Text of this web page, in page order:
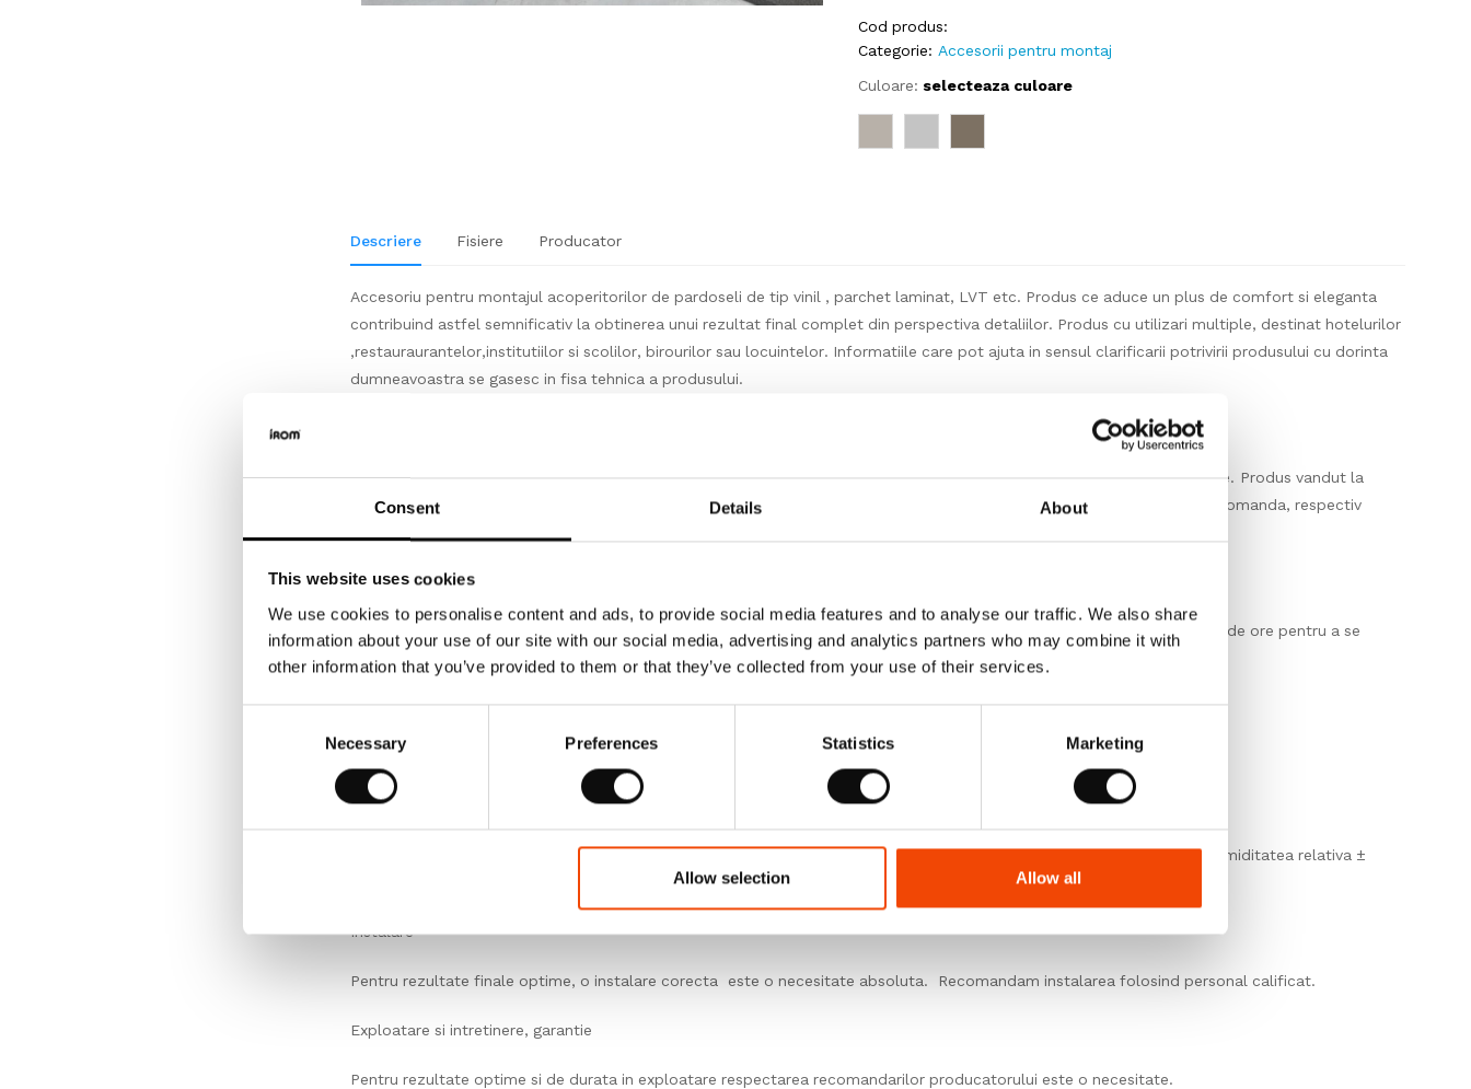
Consent Details About
This website uses cookies
We use cookies to personalise content and ads, to provide social media features and to analyse our traffic. We also share
information about your use of our site with our social media, advertising and analytics partners who may combine it with
other information that you’ve provided to them or that they’ve collected from your use of their services.
Necessary Preferences Statistics Marketing
Allow selection Allow all
Cod produs:
Categorie: Accesorii pentru montaj
Culoare: selecteaza culoare
Descriere Fisiere Producator
Accesoriu pentru montajul acoperitorilor de pardoseli de tip vinil , parchet laminat, LVT etc. Produs ce aduce un plus de comfort si eleganta
contribuind astfel semnificativ la obtinerea unui rezultat final complet din perspectiva detaliilor. Produs cu utilizari multiple, destinat hotelurilor
,restauraurantelor,institutiilor si scolilor, birourilor sau locuintelor. Informatiile care pot ajuta in sensul clarificarii potrivirii produsului cu dorinta
dumneavoastra se gasesc in fisa tehnica a produsului.
Accesoriu produs si impachetat la bucata, cantitate standard pe bucata (ml/buc) conform prezentarii produsului pe site. Produs vandut la
bucata, conform modului in care se livreaza produsul de catre producator. Asfel cantitatea totala in bucati care se va comanda, respectiv
Depozitare
Depozitati cu atentie produsele pe o suprafata plana in asteptarea instalarii. Lasati-le in asteptare timp de cel putin 24 de ore pentru a se
aclimatiza.
Inspectie
Verificati intotdeauna produsul livrat inainte de a incepe instalarea.
Conditii de mediu
In asteptarea instalarii, depozitati produsele intr-o camera inchisa, unde temperatura este cuprinsa intre 15°C si 25°C, umiditatea relativa ±
Instalare
Pentru rezultate finale optime, o instalare corecta este o necesitate absoluta. Recomandam instalarea folosind personal calificat.
Exploatare si intretinere, garantie
Pentru rezultate optime si de durata in exploatare respectarea recomandarilor producatorului este o necesitate.